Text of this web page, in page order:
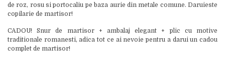
de roz, rosu si portocaliu pe baza aurie din metale comune. Daruieste
copilarie de martisor!
CADOU! Snur de martisor + ambalaj elegant + plic cu motive
traditionale romanesti, adica tot ce ai nevoie pentru a darui un cadou
complet de martisor!